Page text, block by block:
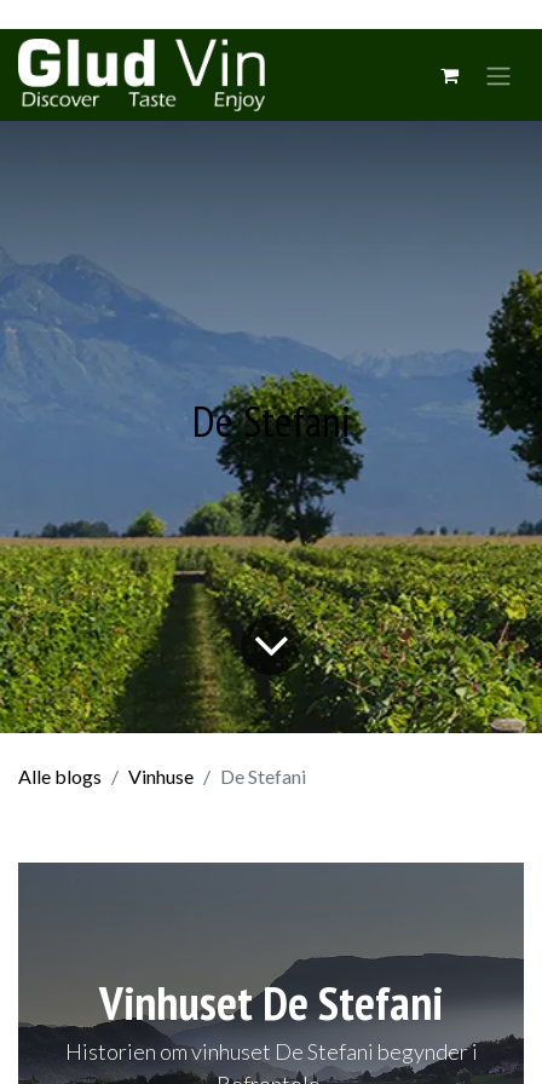
De Stefani
Alle blogs Vinhuse De Stefani
Vinhuset De Stefani
Historien om vinhuset De Stefani begynder i